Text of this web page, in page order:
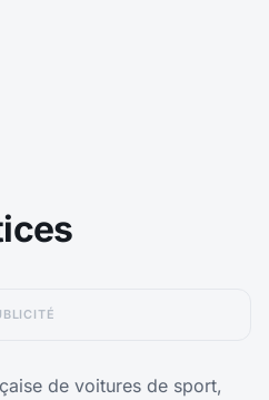
de voitures de sport,